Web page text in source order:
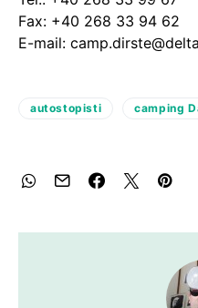
Fax: +40 268 33 94 62
E-mail:
autostopisti camping